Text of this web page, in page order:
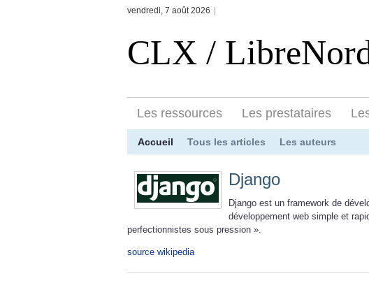
vendredi, 7 août 2026
CLX /
Les ressources Les prestataires
Accueil Tous les articles Les auteurs
Django
Django est un framework de
développement web simple et
perfectionnistes sous pression ».
source wikipedia